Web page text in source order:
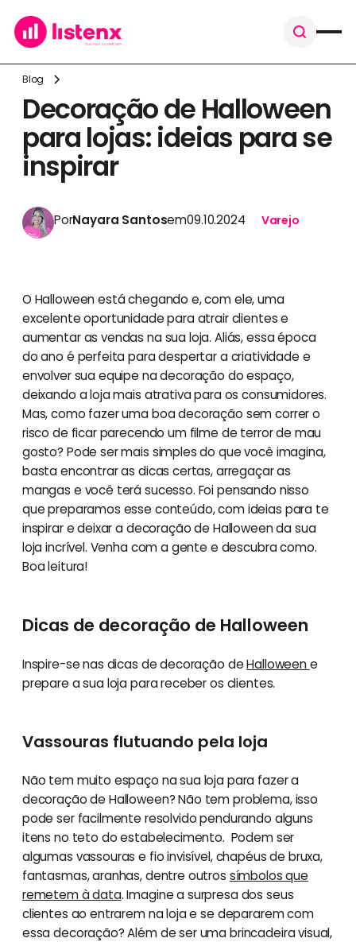
Blog
Decoração de Halloween
para lojas: ideias para se
inspirar
PorNayara Santosem09.10.2024 Varejo
O Halloween está chegando e, com ele, uma
excelente oportunidade para atrair clientes e
aumentar as vendas na sua loja. Aliás, essa época
do ano é perfeita para despertar a criatividade e
envolver sua equipe na decoração do espaço,
deixando a loja mais atrativa para os consumidores.
Mas, como fazer uma boa decoração sem correr o
risco de ficar parecendo um filme de terror de mau
gosto? Pode ser mais simples do que você imagina,
basta encontrar as dicas certas, arregaçar as
mangas e você terá sucesso. Foi pensando nisso
que preparamos esse conteúdo, com ideias para te
inspirar e deixar a decoração de Halloween da sua
loja incrível. Venha com a gente e descubra como.
Boa leitura!
Dicas de decoração de Halloween
Inspire-se nas dicas de decoração deHalloweene
prepare a sua loja para receber os clientes.
Vassouras flutuando pela loja
Não tem muito espaço na sua loja para fazer a
decoração de Halloween? Não tem problema, isso
pode ser facilmente resolvido pendurando alguns
itens no teto do estabelecimento. Podem ser
algumas vassouras e fio invisível, chapéus de bruxa,
fantasmas, aranhas, dentre outros símbolos que
remetem à data. Imagine a surpresa dos seus
clientes ao entrarem na loja e se depararem com
essa decoração? Além de ser uma brincadeira visual,